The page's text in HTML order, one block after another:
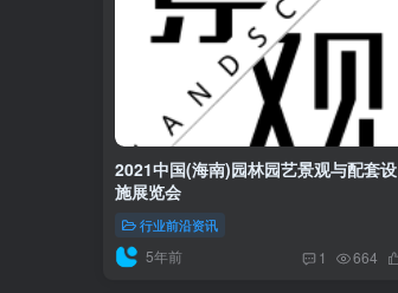
2021中国(海南)园林园艺景观与配套设
施展览会
行业前沿资讯
5年前 1 664